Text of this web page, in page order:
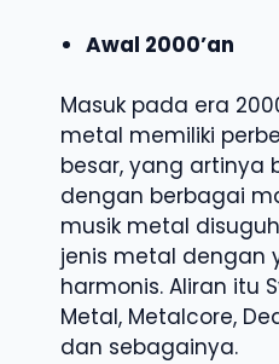
Awal 2000’an
Masuk pada era
metal memiliki
besar, yang artinya
dengan berbagai
musik metal
jenis metal dengan
harmonis. Aliran itu
Metal, Metalcore,
dan sebagainya.